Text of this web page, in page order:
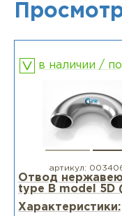
в наличии /
артикул:
Отвод
type B model 5D
Характеристики: